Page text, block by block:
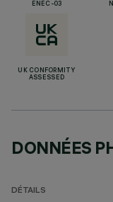
ENEC-03
UK CONFORMITY
ASSESSED
DONNÉES
DÉTAILS